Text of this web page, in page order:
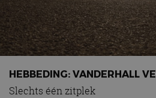
Automerken
Adverteren
MotorRAI.nl
HEBBEDING: VANDERHALL
Slechts één zitplek